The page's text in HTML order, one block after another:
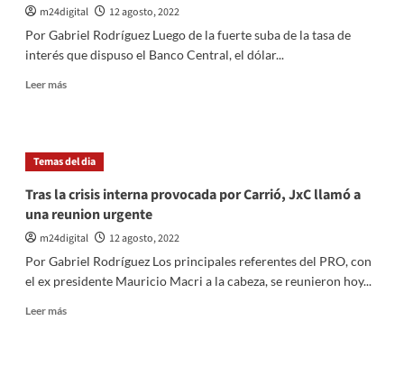
m24digital
12 agosto, 2022
Por Gabriel Rodríguez Luego de la fuerte suba de la tasa de
interés que dispuso el Banco Central, el dólar...
Leer másLeer
Dólar
cerró
semana
en
$295
Temas del dia
Tras la crisis interna provocada por Carrió, JxC llamó a
una reunion urgente
m24digital
12 agosto, 2022
Por Gabriel Rodríguez Los principales referentes del PRO, con
el ex presidente Mauricio Macri a la cabeza, se reunieron hoy...
Leer másLeer